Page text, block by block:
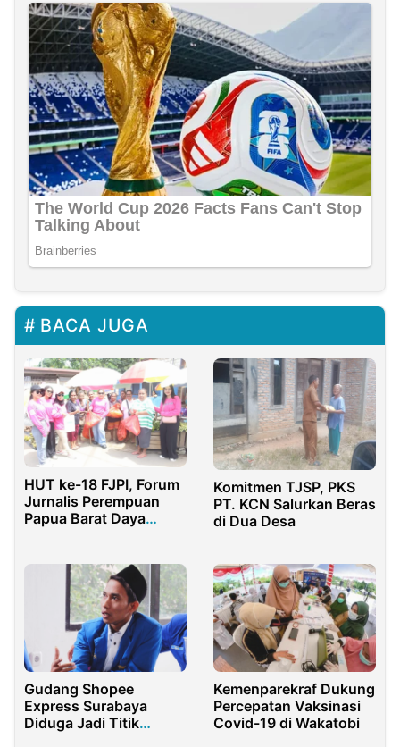
BACA JUGA
HUT ke-18 FJPI, Forum
Jurnalis Perempuan
Papua Barat Daya
Komitmen TJSP, PKS
PT. KCN Salurkan Beras
di Dua Desa
Gudang Shopee
Express Surabaya
Diduga Jadi Titik
Kemenparekraf Dukung
Percepatan Vaksinasi
Covid-19 di Wakatobi